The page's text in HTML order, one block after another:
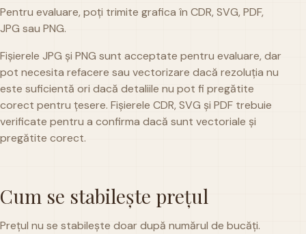
Pentru evaluare, poți trimite grafica în CDR, SVG, PDF,
JPG sau PNG.
Fișierele JPG și PNG sunt acceptate pentru evaluare, dar
pot necesita refacere sau vectorizare dacă rezoluția nu
este suficientă ori dacă detaliile nu pot fi pregătite
corect pentru țesere. Fișierele CDR, SVG și PDF trebuie
verificate pentru a confirma dacă sunt vectoriale și
pregătite corect.
Cum se stabilește prețul
Prețul nu se stabilește doar după numărul de bucăți.